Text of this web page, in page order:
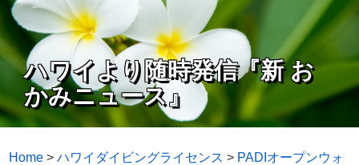
ハワイより随時発信『新 お
かみニュース』
Home >ハワイダイビングライセンス > PADIオープンウォ